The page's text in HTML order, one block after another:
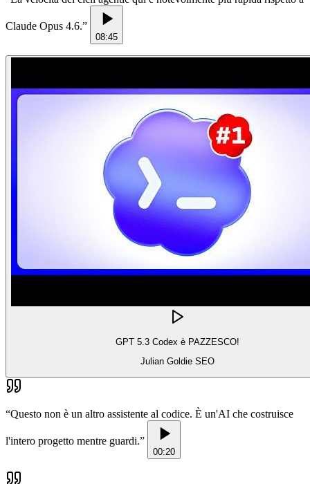
Claude Opus 4.6.”
08:45
GPT 5.3 Codex è PAZZESCO!
Julian Goldie SEO
“Questo non è un altro assistente al codice. È un'AI che costruisce
l'intero progetto mentre guardi.”
00:20